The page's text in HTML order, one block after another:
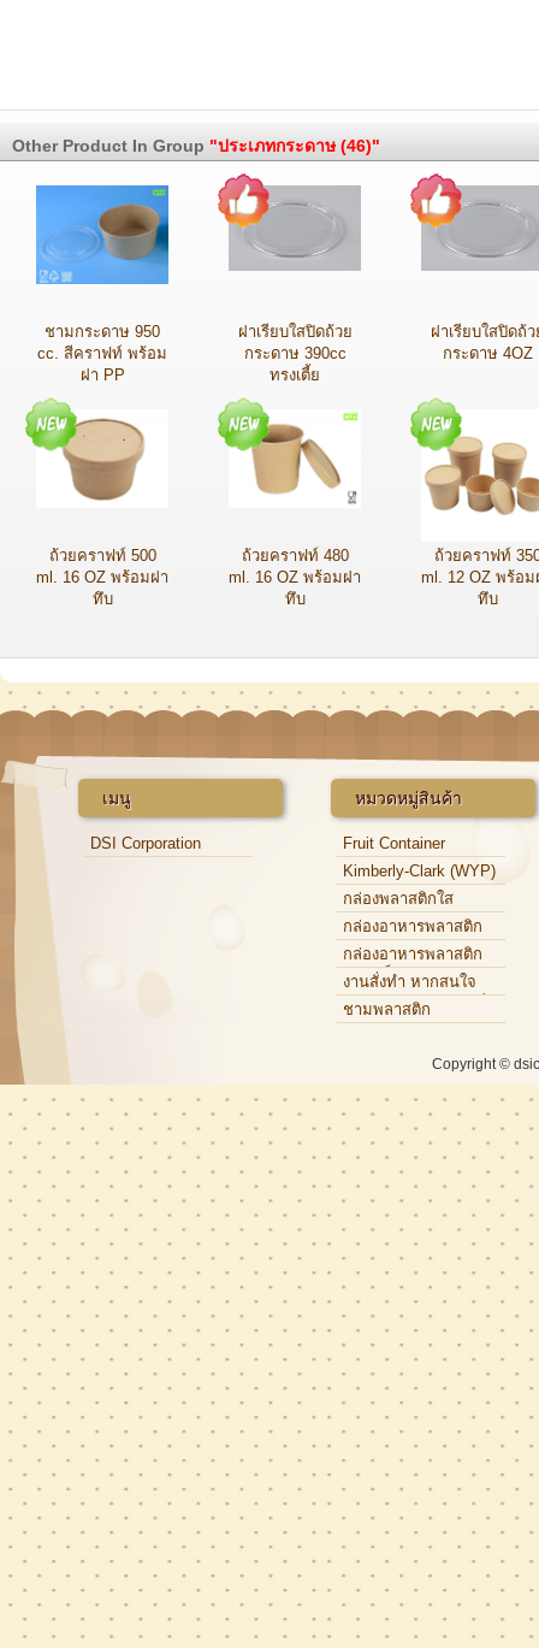
Other Product In Group "ประเภทกระดาษ (46)"
ชามกระดาษ 950
cc. สีคราฟท์ พร้อม
ฝา PP
ฝาเรียบใสปิดถ้วย
กระดาษ 390cc
ทรงเตี้ย
ฝาเรียบใสปิดถ้ว
กระดาษ 4OZ
ถ้วยคราฟท์ 500
ml. 16 OZ พร้อมฝา
ทึบ
ถ้วยคราฟท์ 480
ml. 16 OZ พร้อมฝา
ทึบ
ถ้วยคราฟท์
ml. 12 OZ พร้อม
ทึบ
เมนู
DSI Corporation
หมวดหมู่สินค้า
Fruit Container
Kimberly-Clark (WYP)
กล่องพลาสติกใส
กล่องอาหารพลาสติก
กล่องอาหารพลาสติก
แบบแข็ง
งานสั่งทำ หากสนใจ
กรุณาติดต่อเจ้าหน้าที่
ชามพลาสติก
Copyright ©